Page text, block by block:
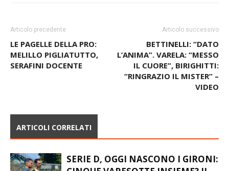
Articolo precedente
LE PAGELLE DELLA PRO:
MELILLO PIGLIATUTTO,
SERAFINI DOCENTE
Articolo successivo
BETTINELLI: “DATO
L’ANIMA”. VARELA: “MESSO
IL CUORE”, BIRIGHITTI:
“RINGRAZIO IL MISTER” –
VIDEO
ARTICOLI CORRELATI
SERIE D, OGGI NASCONO I GIRONI: